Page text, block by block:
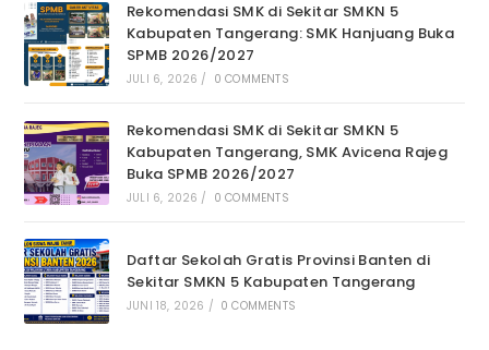
Rekomendasi SMK di Sekitar SMKN 5
Kabupaten Tangerang: SMK Hanjuang Buka
SPMB 2026/2027
JULI 6, 2026 / 0 COMMENTS
Rekomendasi SMK di Sekitar SMKN 5
Kabupaten Tangerang, SMK Avicena Rajeg
Buka SPMB 2026/2027
JULI 6, 2026 / 0 COMMENTS
Daftar Sekolah Gratis Provinsi Banten di
Sekitar SMKN 5 Kabupaten Tangerang
JUNI 18, 2026 / 0 COMMENTS